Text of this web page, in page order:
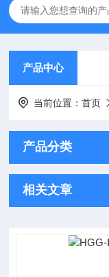
产品中心
当前位置：首页
产品分类
相关文章